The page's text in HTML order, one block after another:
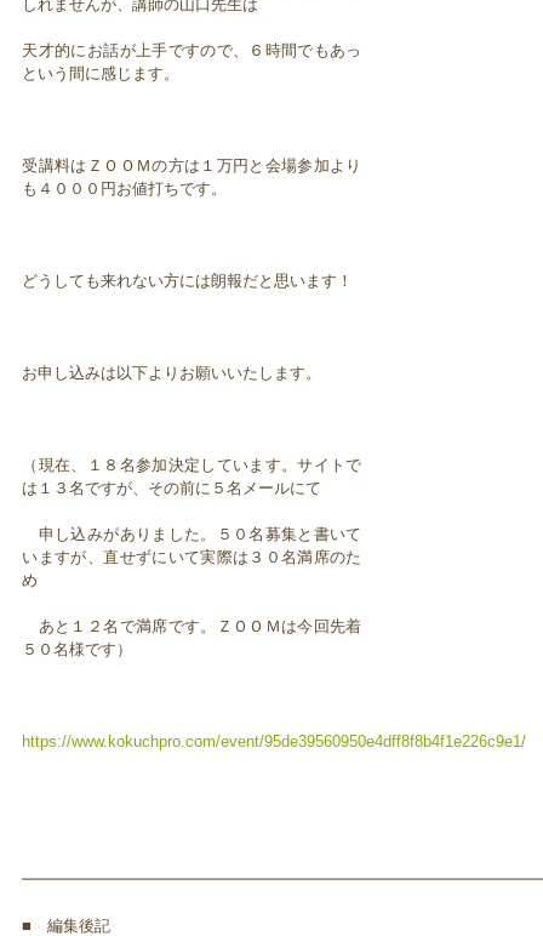
しれませんが、講師の山口先生は
天才的にお話が上手ですので、６時間でもあっ
という間に感じます。
受講料はＺＯＯＭの方は１万円と会場参加より
も４０００円お値打ちです。
どうしても来れない方には朗報だと思います！
お申し込みは以下よりお願いいたします。
（現在、１８名参加決定しています。サイトで
は１３名ですが、その前に５名メールにて
申し込みがありました。５０名募集と書いて
いますが、直せずにいて実際は３０名満席のた
め
あと１２名で満席です。ＺＯＯＭは今回先着
５０名様です）
https://www.kokuchpro.com/event/95de39560950e4dff8f8b4f1e226c9e1/
■ 編集後記